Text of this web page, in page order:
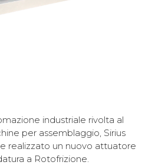
industriale rivolta al
per assemblaggio, Sirius
realizzato un nuovo attuatore
a Rotofrizione.